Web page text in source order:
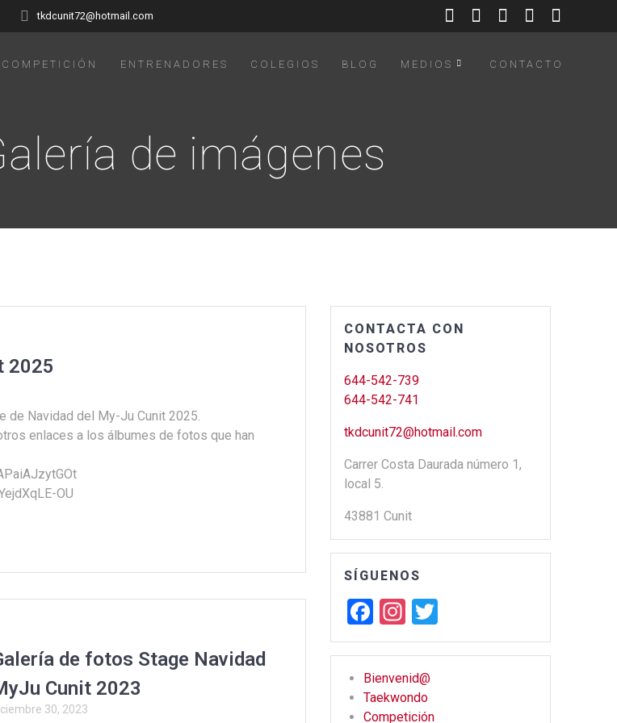
tkdcunit72@hotmail.com
COMPETICIÓN ENTRENADORES COLEGIOS BLOG MEDIOS CONTACTO
de imágenes
2025
de Navidad del My-Ju Cunit 2025.
enlaces a los álbumes de fotos que han
OU
de fotos Stage Navidad
Cunit 2023
30, 2023
CONTACTA CON
NOSOTROS
644-542-739
644-542-741
tkdcunit72@hotmail.com
Carrer Costa Daurada número 1,
local 5.
43881 Cunit
SÍGUENOS
F
a
ce
b
o
In
st
a
gr
a
wi
tt
Bienvenid@
Taekwondo
Competición